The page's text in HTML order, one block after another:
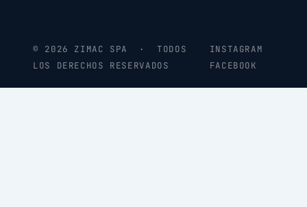
© 2026 ZIMAC SPA · TODOS
LOS DERECHOS RESERVADOS
INSTAGRAM
FACEBOOK